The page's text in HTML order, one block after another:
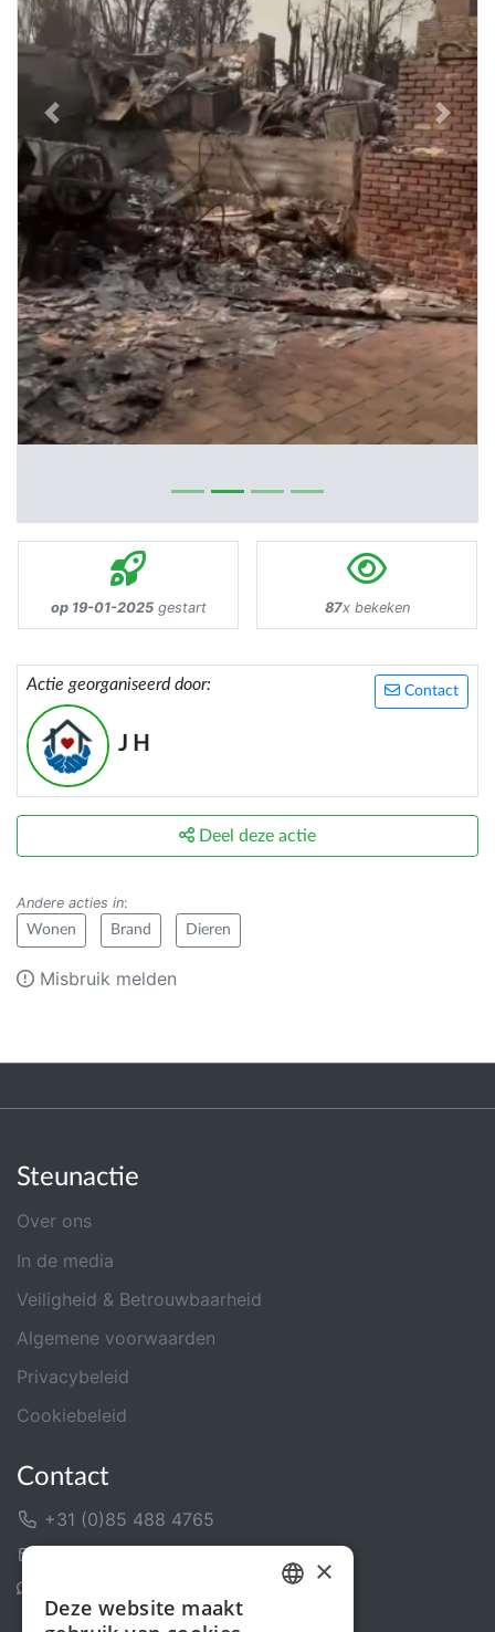
Previous Next
op 19-01-2025gestart 87x bekeken
Contact
Actie georganiseerd door:
J H
Deel deze actie
Andere acties in:
Wonen Brand Dieren
Misbruik melden
Steunactie
Over ons
In de media
Veiligheid & Betrouwbaarheid
Algemene voorwaarden
Privacybeleid
Cookiebeleid
Contact
+31 (0)85 488 4765
×
Deze website maakt